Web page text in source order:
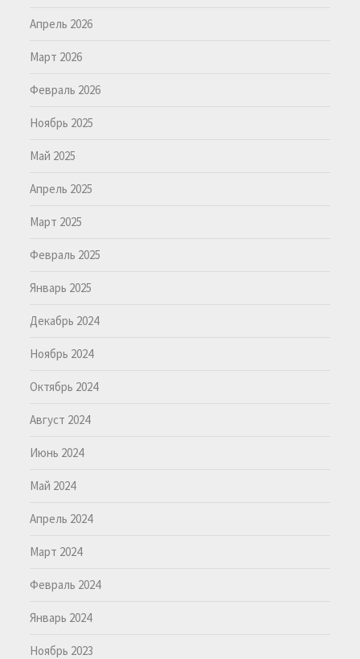
Апрель 2026
Март 2026
Февраль 2026
Ноябрь 2025
Май 2025
Апрель 2025
Март 2025
Февраль 2025
Январь 2025
Декабрь 2024
Ноябрь 2024
Октябрь 2024
Август 2024
Июнь 2024
Май 2024
Апрель 2024
Март 2024
Февраль 2024
Январь 2024
Ноябрь 2023